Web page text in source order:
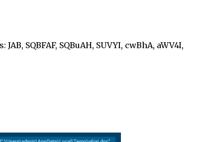
SQBFAF, SQBuAH, SUVYI, cwBhA, aWV4I,